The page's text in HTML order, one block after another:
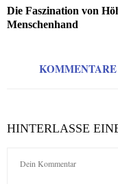
Die Faszination von
Menschenhand
KOMMENTARE
HINTERLASSE